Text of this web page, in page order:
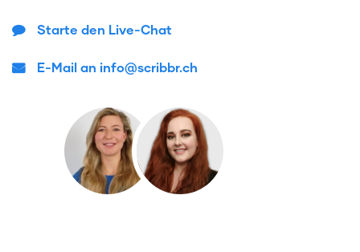
Starte den Live-Chat
E-Mail an info@scribbr.ch